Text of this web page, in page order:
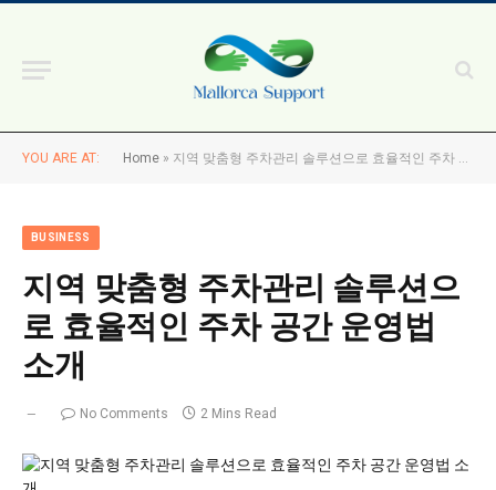
YOU ARE AT: Home » 지역 맞춤형 주차관리 솔루션으로 효율적인 주차 공간 운영법 소개
BUSINESS
지역 맞춤형 주차관리 솔루션으
로 효율적인 주차 공간 운영법
소개
No Comments 2 Mins Read